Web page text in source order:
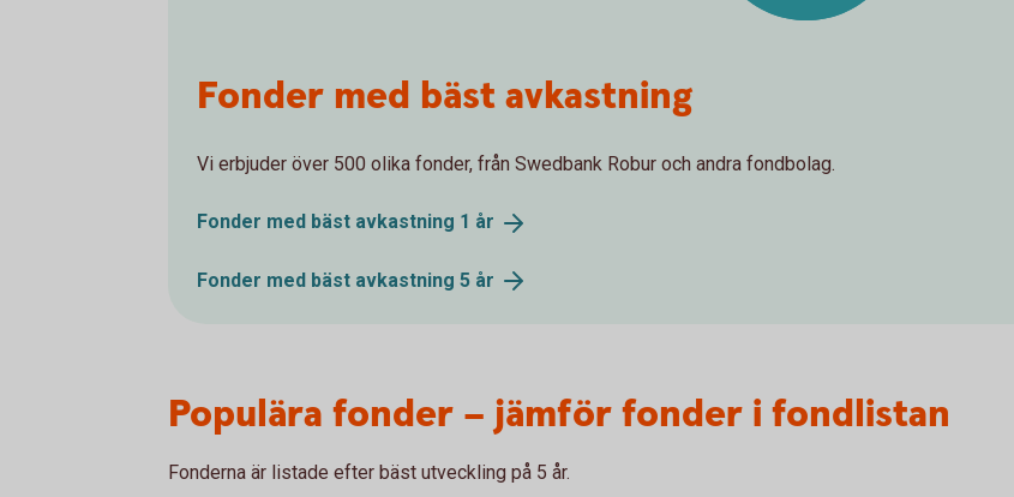
Fonder med bäst avkastning
Vi erbjuder över 500 olika fonder, från Swedbank Robur och andra fondbolag.
Fonder med bäst avkastning 1 år
Fonder med bäst avkastning 5 år
Populära fonder – jämför fonder i fondlistan
Fonderna är listade efter bäst utveckling på 5 år.